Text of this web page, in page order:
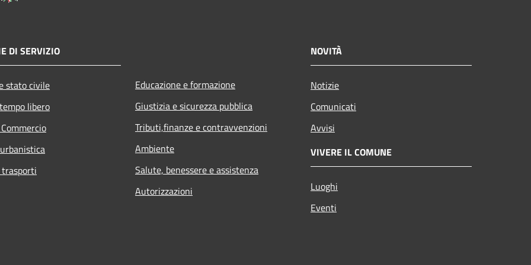
DI SERVIZIO
stato civile
libero
Educazione e formazione
Giustizia e sicurezza pubblica
Tributi,finanze e contravvenzioni
Ambiente
Salute, benessere e assistenza
Autorizzazioni
NOVITÀ
Notizie
Comunicati
Avvisi
VIVERE IL COMUNE
Luoghi
Eventi